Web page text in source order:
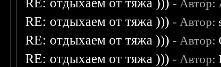
RE: отдыхаем от тяжа ))) - Автор:
RE: отдыхаем от тяжа ))) - Автор:
RE: отдыхаем от тяжа ))) - Автор:
RE: отдыхаем от тяжа ))) - Автор: